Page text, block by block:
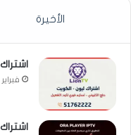
الأخيرة
اشتراك Lion TV IPTV
فبراير 12, 2026